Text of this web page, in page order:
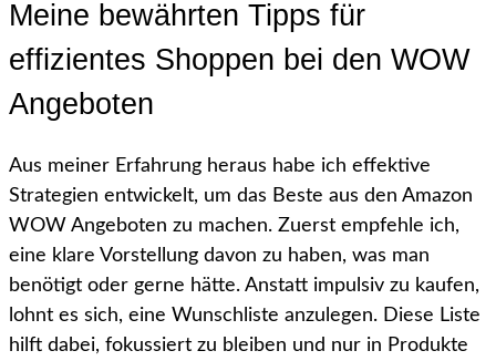
Meine bewährten Tipps für
effizientes Shoppen bei den WOW
Angeboten
Aus meiner Erfahrung heraus habe ich effektive
Strategien entwickelt, um das Beste aus den Amazon
WOW Angeboten zu machen. Zuerst empfehle ich,
eine klare Vorstellung davon zu haben, was man
benötigt oder gerne hätte. Anstatt impulsiv zu kaufen,
lohnt es sich, eine Wunschliste anzulegen. Diese Liste
hilft dabei, fokussiert zu bleiben und nur in Produkte